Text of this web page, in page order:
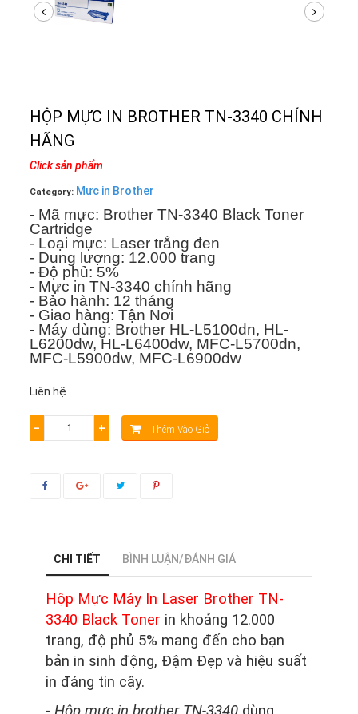
HỘP MỰC IN BROTHER TN-3340 CHÍNH
HÃNG
Click sản phẩm
Category: Mực in Brother
- Mã mực: Brother TN-3340 Black Toner
Cartridge
- Loại mực: Laser trắng đen
- Dung lượng: 12.000 trang
- Độ phủ: 5%
- Mực in TN-3340 chính hãng
- Bảo hành: 12 tháng
- Giao hàng: Tận Nơi
- Máy dùng: Brother HL-L5100dn, HL-
L6200dw, HL-L6400dw, MFC-L5700dn,
MFC-L5900dw, MFC-L6900dw
Liên hệ
− + Thêm Vào Giỏ
CHI TIẾT BÌNH LUẬN/ĐÁNH GIÁ
Hộp Mực Máy In Laser Brother TN-
3340 Black Toner in khoảng 12.000
trang, độ phủ 5% mang đến cho bạn
bản in sinh động, Đậm Đẹp và hiệu suất
in đáng tin cậy.